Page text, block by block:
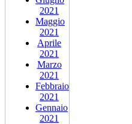
2021
Maggio
2021
Aprile
2021
Marzo
2021
Febbraio
2021
Gennaio
2021